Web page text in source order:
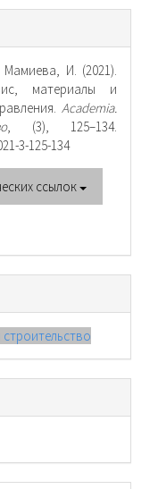
И. (2021).
материалы и
Academia.
, (3), 125–134.
3-125-134
ссылок
строительство